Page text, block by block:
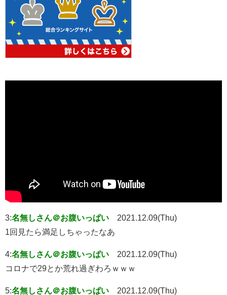
3:名無しさん＠お腹いっぱい
2021.12.09(Thu)
1回見たら満足しちゃったなあ
4:名無しさん＠お腹いっぱい
2021.12.09(Thu)
コロナで29とか荒れ過ぎわろｗｗｗ
5:名無しさん＠お腹いっぱい
2021.12.09(Thu)